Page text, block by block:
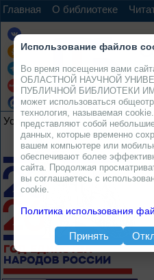
Главная О библиотеке
Услуги Ресурсы Проекты
Использование файлов
Во время посещения вами
ОБЛАСТНОЙ НАУЧНОЙ
ПУБЛИЧНОЙ БИБЛИОТЕКИ
может использоваться
технология, называемая
представляют собой
данных, которые временно
вашем компьютере или
обеспечивают более
сайта. Продолжая
вы соглашаетесь с
cookie.
Политика использования
Принять